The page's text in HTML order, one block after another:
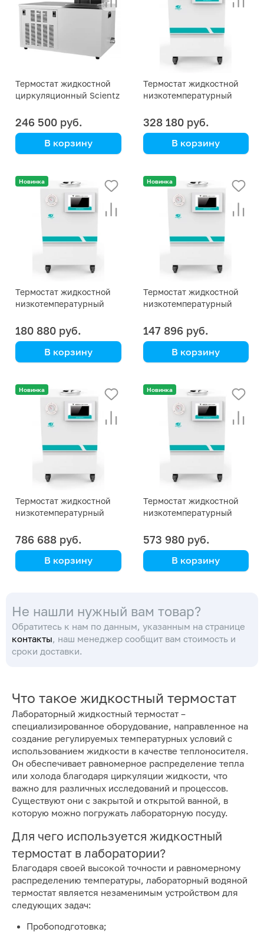
Термостат жидкостной
циркуляционный Scientz
246 500 руб.
В корзину
Термостат жидкостной
низкотемпературный
328 180 руб.
В корзину
Новинка
Термостат жидкостной
низкотемпературный
180 880 руб.
В корзину
Новинка
Термостат жидкостной
низкотемпературный
147 896 руб.
В корзину
Новинка
Термостат жидкостной
низкотемпературный
°С
786 688 руб.
В корзину
Новинка
Термостат жидкостной
низкотемпературный
°С
573 980 руб.
В корзину
Не нашли нужный вам товар?
Обратитесь к нам по данным, указанным на странице
контакты, наш менеджер сообщит вам стоимость и
сроки доставки.
Что такое жидкостный термостат
Лабораторный жидкостный термостат –
специализированное оборудование, направленное на
создание регулируемых температурных условий с
использованием жидкости в качестве теплоносителя.
Он обеспечивает равномерное распределение тепла
или холода благодаря циркуляции жидкости, что
важно для различных исследований и процессов.
Существуют они с закрытой и открытой ванной, в
которую можно погружать лабораторную посуду.
Для чего используется жидкостный
термостат в лаборатории?
Благодаря своей высокой точности и равномерному
распределению температуры, лабораторный водяной
термостат является незаменимым устройством для
следующих задач:
Пробоподготовка;